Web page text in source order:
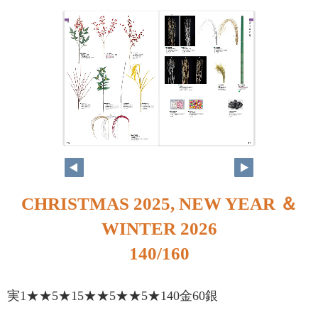
140 141
CHRISTMAS 2025, NEW YEAR ＆
WINTER 2026
140/160
実1★★5★15★★5★★5★140金60銀